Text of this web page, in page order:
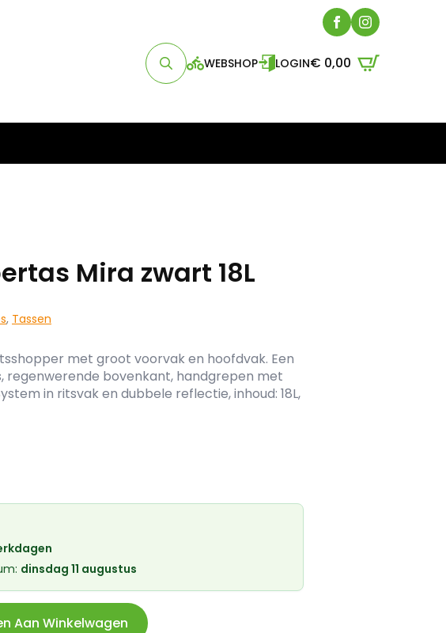
WEBSHOP LOGIN€ 0,00
Mira zwart 18L
, Tassen
met groot voorvak en hoofdvak. Een
regenwerende bovenkant, handgrepen met
in ritsvak en dubbele reflectie, inhoud: 18L,
dinsdag 11 augustus
Aan Winkelwagen